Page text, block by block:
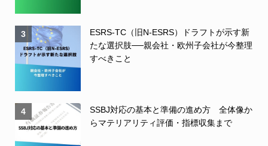
3
ESRS-TC（旧N-ESRS）ドラフトが示す新
たな選択肢──親会社・欧州子会社が今整理
すべきこと
4
SSBJ対応の基本と準備の進め方 全体像か
らマテリアリティ評価・指標収集まで